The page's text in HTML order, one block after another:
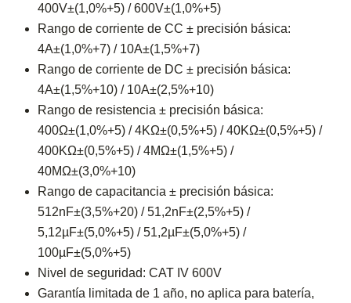
400V±(1,0%+5) / 600V±(1,0%+5)
Rango de corriente de CC ± precisión básica:
4A±(1,0%+7) / 10A±(1,5%+7)
Rango de corriente de DC ± precisión básica:
4A±(1,5%+10) / 10A±(2,5%+10)
Rango de resistencia ± precisión básica:
400Ω±(1,0%+5) / 4KΩ±(0,5%+5) / 40KΩ±(0,5%+5) /
400KΩ±(0,5%+5) / 4MΩ±(1,5%+5) /
40MΩ±(3,0%+10)
Rango de capacitancia ± precisión básica:
512nF±(3,5%+20) / 51,2nF±(2,5%+5) /
5,12µF±(5,0%+5) / 51,2µF±(5,0%+5) /
100µF±(5,0%+5)
Nivel de seguridad: CAT IV 600V
Garantía limitada de 1 año, no aplica para batería,